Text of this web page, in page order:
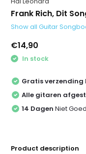
Frank Rich, Dit
Show all Guitar
€14,90
In stock
Gratis verzending
Alle gitaren
14 Dagen Niet
Product description